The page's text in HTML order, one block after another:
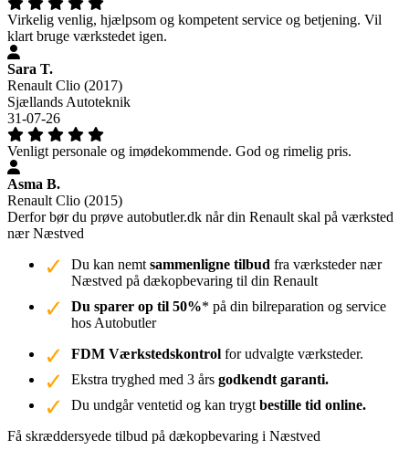
Virkelig venlig, hjælpsom og kompetent service og betjening. Vil
klart bruge værkstedet igen.
Sara T.
Renault Clio (2017)
Sjællands Autoteknik
31-07-26
Venligt personale og imødekommende. God og rimelig pris.
Asma B.
Renault Clio (2015)
Derfor bør du prøve autobutler.dk når din Renault skal på værksted
nær Næstved
Du kan nemtsammenligne tilbud fra værksteder nær
Næstved på dækopbevaring til din Renault
Du sparer op til 50%* på din bilreparation og service
hos Autobutler
FDM Værkstedskontrol for udvalgte værksteder.
Ekstra tryghed med 3 års godkendt garanti.
Du undgår ventetid og kan trygtbestille tid online.
Få skræddersyede tilbud på dækopbevaring i Næstved